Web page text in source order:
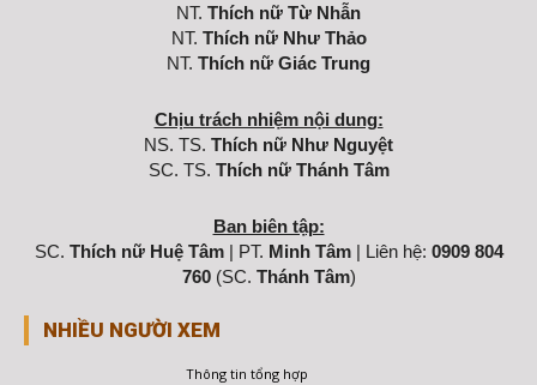
NT. Thích nữ Từ Nhẫn
NT. Thích nữ Như Thảo
NT. Thích nữ Giác Trung
Chịu trách nhiệm nội dung:
NS. TS. Thích nữ Như Nguyệt
SC. TS. Thích nữ Thánh Tâm
Ban biên tập:
SC. Thích nữ Huệ Tâm| PT. Minh Tâm| Liên hệ: 0909 804
760(SC. Thánh Tâm)
NHIỀU NGƯỜI XEM
Thông tin tổng hợp